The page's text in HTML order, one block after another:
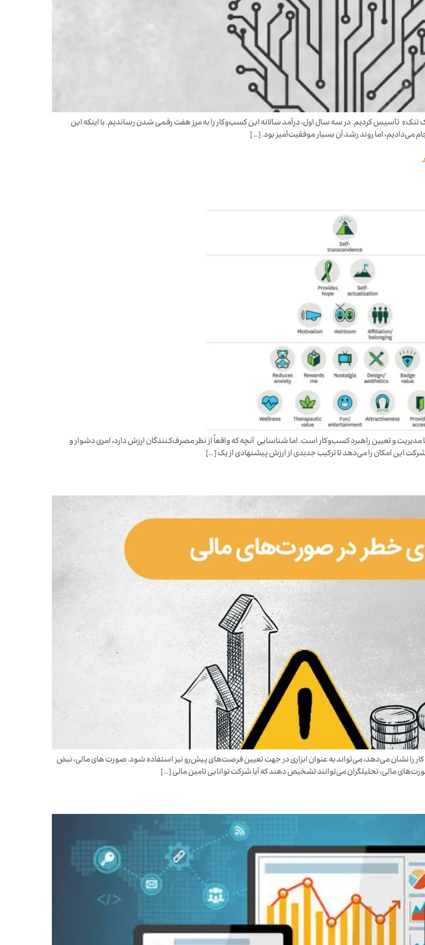
تنک» تأسیس کردیم. در سه سال اول، درآمد سالانه این کسب‌وکار را به مرز هفت رقمی شدن رساندیم. با اینکه این
می‌دادیم، اما روند رشد آن بسیار موفقیت‌آمیز بود. […]
و تعیین راهبرد کسب‌وکار است. اما شناسایی آنچه که واقعاً از نظر مصرف‌کنندگان ارزش دارد، امری دشوار و
این امکان را می‌دهد تا ترکیب جدیدی از ارزش پیشنهادی از یک […]
را نشان می‌دهد، می‌تواند به عنوان ابزاری در جهت تعیین فرصت‌های پیش‌رو نیز استفاده شود. صورت های مالی، نبض
مالی، تحلیلگران می‌توانند تشخیص دهند که آیا شرکت توانایی تامین مالی […]